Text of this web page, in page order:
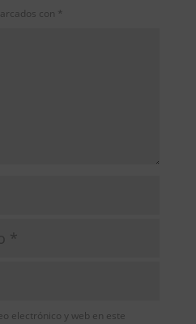
con *
electrónico y web en este